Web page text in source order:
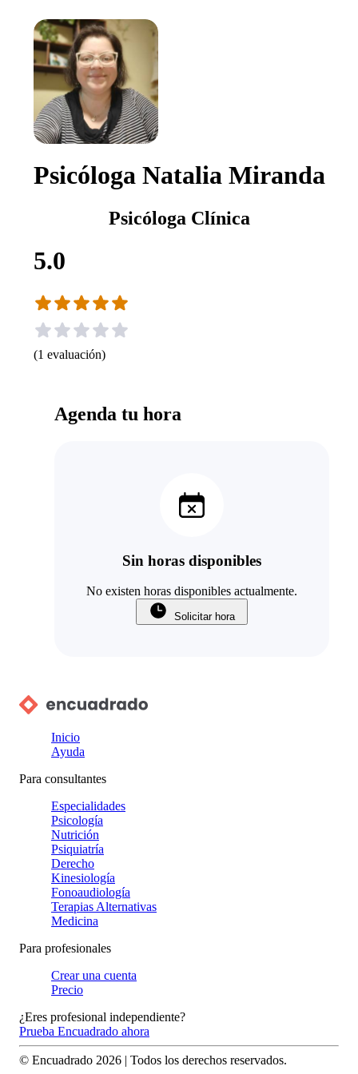
Psicóloga Natalia Miranda
Psicóloga Clínica
5.0
(1 evaluación)
Agenda tu hora
Sin horas disponibles
No existen horas disponibles actualmente.
Solicitar hora
Inicio
Ayuda
Para consultantes
Especialidades
Psicología
Nutrición
Psiquiatría
Derecho
Kinesiología
Fonoaudiología
Terapias Alternativas
Medicina
Para profesionales
Crear una cuenta
Precio
¿Eres profesional independiente?
Prueba Encuadrado ahora
© Encuadrado 2026 | Todos los derechos reservados.